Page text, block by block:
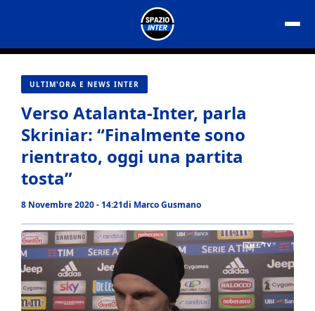
contenuto
ULTIM'ORA E NEWS INTER
Verso Atalanta-Inter, parla
Skriniar: “Finalmente sono
rientrato, oggi una partita
tosta”
8 Novembre 2020 - 14:21di Marco Gusmano